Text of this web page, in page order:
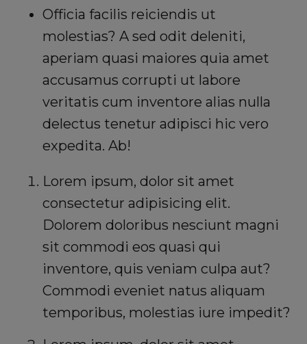
Officia facilis reiciendis ut
molestias? A sed odit deleniti,
aperiam quasi maiores quia amet
accusamus corrupti ut labore
veritatis cum inventore alias nulla
delectus tenetur adipisci hic vero
expedita. Ab!
Lorem ipsum, dolor sit amet
consectetur adipisicing elit.
Dolorem doloribus nesciunt magni
sit commodi eos quasi qui
inventore, quis veniam culpa aut?
Commodi eveniet natus aliquam
temporibus, molestias iure impedit?